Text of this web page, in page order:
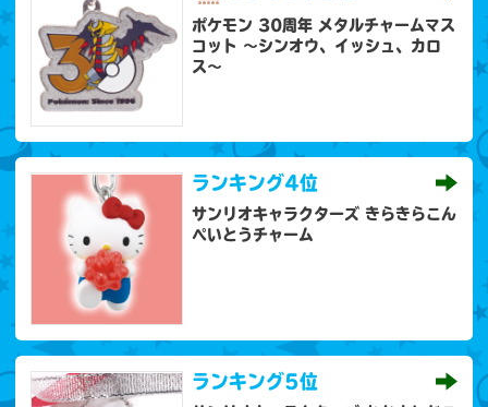
ポケモン 30周年 メタルチャームマス
コット 〜シンオウ、イッシュ、カロ
ス〜
ランキング4位
サンリオキャラクターズ きらきらこん
ぺいとうチャーム
ランキング5位